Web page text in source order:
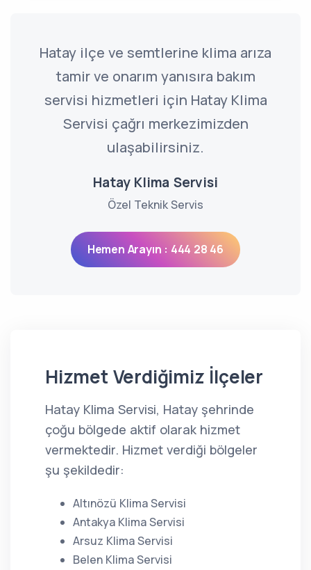
Hatay ilçe ve semtlerine klima arıza
tamir ve onarım yanısıra bakım
servisi hizmetleri için Hatay Klima
Servisi çağrı merkezimizden
ulaşabilirsiniz.
Hatay Klima Servisi
Özel Teknik Servis
Hemen Arayın : 444 28 46
Hizmet Verdiğimiz İlçeler
Hatay Klima Servisi, Hatay şehrinde
çoğu bölgede aktif olarak hizmet
vermektedir. Hizmet verdiği bölgeler
şu şekildedir:
Altınözü Klima Servisi
Antakya Klima Servisi
Arsuz Klima Servisi
Belen Klima Servisi